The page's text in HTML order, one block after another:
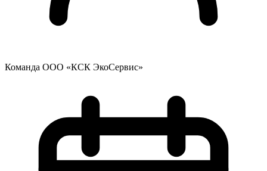
Команда ООО «КСК ЭкоСервис»